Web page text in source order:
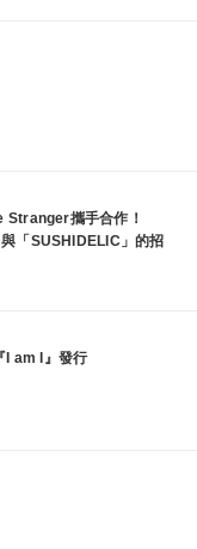
Stranger攜手合作！
「SUSHIDELIC」的招
I am I』發行